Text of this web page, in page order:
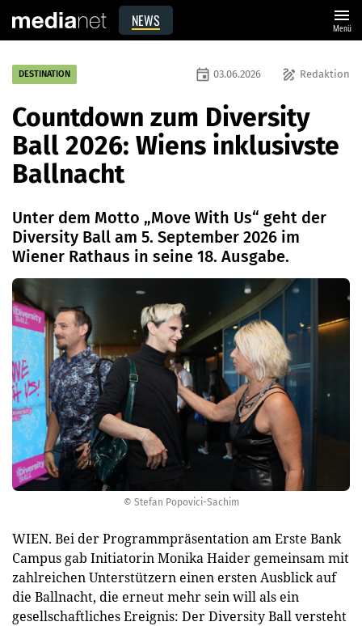
NEWS menu
Menü
© Stefan Popovici-Sachim
DESTINATION draw Redaktion
event 03.06.2026
Countdown zum Diversity
Ball 2026: Wiens inklusivste
Ballnacht
Unter dem Motto „Move With Us“ geht der
Diversity Ball am 5. September 2026 im
Wiener Rathaus in seine 18. Ausgabe.
WIEN. Bei der Programmpräsentation am Erste Bank
Campus gab Initiatorin Monika Haider gemeinsam mit
zahlreichen Unterstützern einen ersten Ausblick auf
die Ballnacht, die erneut mehr sein will als ein
gesellschaftliches Ereignis: Der Diversity Ball versteht